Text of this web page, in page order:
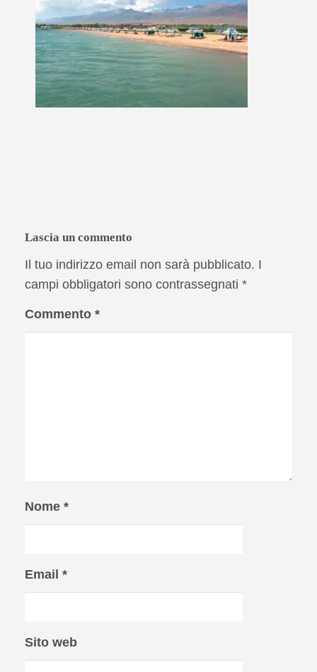
Lascia un commento
Il tuo indirizzo email non sarà pubblicato. I
campi obbligatori sono contrassegnati *
Commento *
Nome *
Email *
Sito web